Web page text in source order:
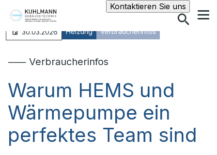
Kontaktieren Sie unsSuche
30.03.2026 Heizung Verbraucherinfos
⸺ Verbraucherinfos
Warum HEMS und
Wärmepumpe ein
perfektes Team sind